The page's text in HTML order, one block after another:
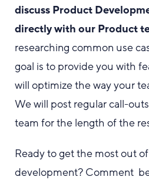
discuss Product
directly with our Product
researching common use
goal is to provide you with
will optimize the way your
We will post regular call-
team for the length of the
Ready to get the most out
development? Comment